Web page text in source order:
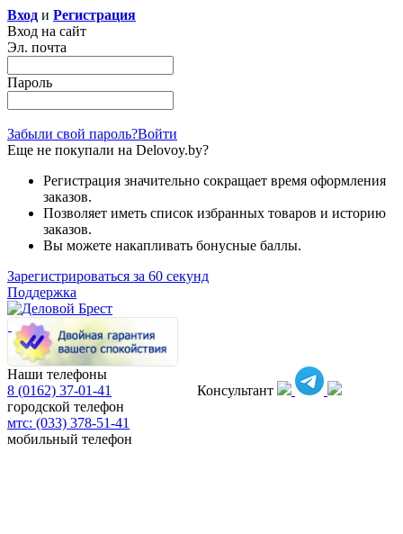
Вход и Регистрация
Вход на сайт
Эл. почта
Пароль
Забыли свой пароль?Войти
Еще не покупали на Delovoy.by?
Регистрация значительно сокращает время оформления
заказов.
Позволяет иметь список избранных товаров и историю
заказов.
Вы можете накапливать бонусные баллы.
Зарегистрироваться за 60 секунд
Поддержка
Консультант
Наши телефоны
8 (0162) 37-01-41
городской телефон
мтс: (033) 378-51-41
мобильный телефон